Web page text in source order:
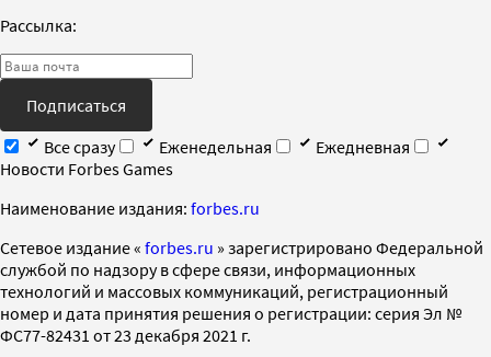
Рассылка:
Подписаться
Все сразу
Еженедельная
Ежедневная
Новости Forbes Games
Наименование издания: forbes.ru
Cетевое издание « forbes.ru » зарегистрировано Федеральной
службой по надзору в сфере связи, информационных
технологий и массовых коммуникаций, регистрационный
номер и дата принятия решения о регистрации: серия Эл №
ФС77-82431 от 23 декабря 2021 г.